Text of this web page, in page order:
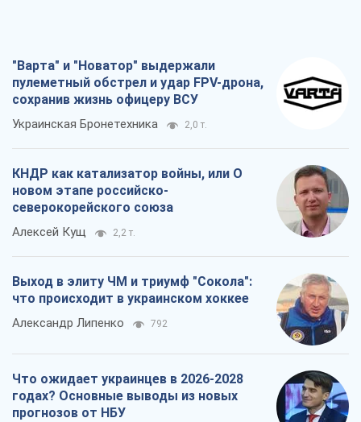
"Варта" и "Новатор" выдержали
пулеметный обстрел и удар FPV-дрона,
сохранив жизнь офицеру ВСУ
Украинская Бронетехника 2,0 т.
КНДР как катализатор войны, или О
новом этапе российско-
северокорейского союза
Алексей Кущ 2,2 т.
Выход в элиту ЧМ и триумф "Сокола":
что происходит в украинском хоккее
Александр Липенко 792
Что ожидает украинцев в 2026-2028
годах? Основные выводы из новых
прогнозов от НБУ